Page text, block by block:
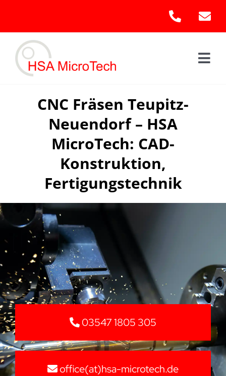
content
CNC Fräsen Teupitz-
Neuendorf – HSA
MicroTech: CAD-
Konstruktion,
Fertigungstechnik
03547 1805 305
office(at)hsa-microtech.de